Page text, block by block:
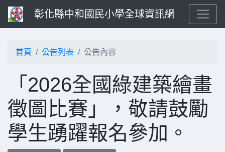
彰化縣中和國民小學全球資訊網
首頁 公告列表 公告內容
「2026全國綠建築繪畫
徵圖比賽」，敬請鼓勵
學生踴躍報名參加。